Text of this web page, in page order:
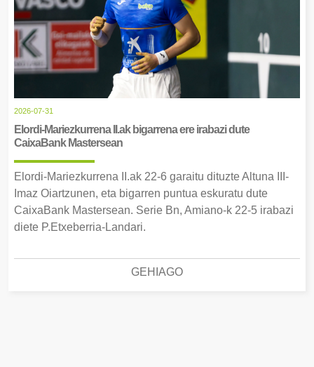
2026-07-31
Elordi-Mariezkurrena II.ak bigarrena ere irabazi dute
CaixaBank Mastersean
Elordi-Mariezkurrena II.ak 22-6 garaitu dituzte Altuna III-
Imaz Oiartzunen, eta bigarren puntua eskuratu dute
CaixaBank Mastersean. Serie Bn, Amiano-k 22-5 irabazi
diete P.Etxeberria-Landari.
GEHIAGO